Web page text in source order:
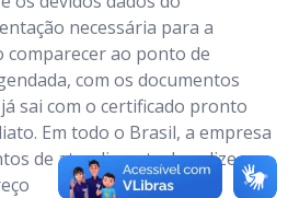
necessária para a
comparecer ao ponto de
com os documentos
sai com o certificado pronto
Em todo o Brasil, a empresa
de atendimento. Localize o